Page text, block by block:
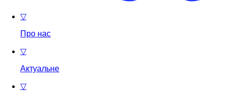
▽
Про нас
▽
Актуальне
▽